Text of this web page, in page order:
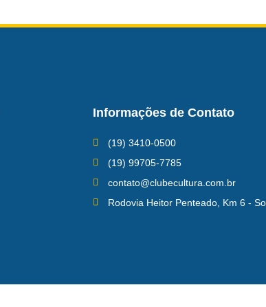
Informações de Contato
(19) 3410-0500
(19) 99705-7785
contato@clubecultura.com.br
Rodovia Heitor Penteado, Km 6 -